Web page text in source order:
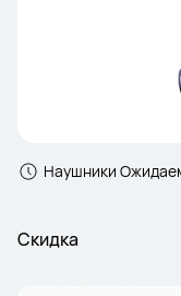
Наушники
Скидка